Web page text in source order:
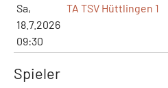
Sa,
18.7.2026
09:30
TA TSV Hüttlingen 1
Spieler